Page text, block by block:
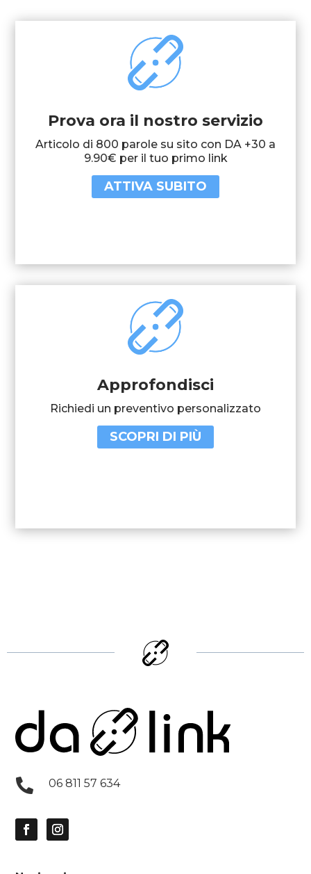
Prova ora il nostro servizio
Articolo di 800 parole su sito con DA +30 a
9.90€ per il tuo primo link
ATTIVA SUBITO
Approfondisci
Richiedi un preventivo personalizzato
SCOPRI DI PIÙ
 06 811 57 634